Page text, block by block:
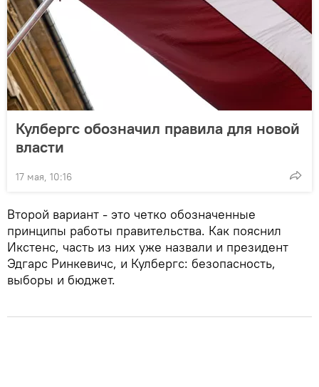
Кулбергс обозначил правила для новой
власти
17 мая, 10:16
Второй вариант - это четко обозначенные
принципы работы правительства. Как пояснил
Икстенс, часть из них уже назвали и президент
Эдгарс Ринкевичс, и Кулбергс: безопасность,
выборы и бюджет.